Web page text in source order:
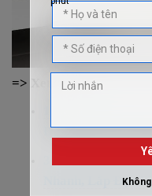
=> Xem thêm:
10+ Kệ Đựng
Đa Năng, Giao
30+ Mẫu Kệ
Nhanh, Lắp Đặt